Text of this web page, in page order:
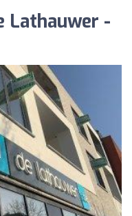
Lathauwer -